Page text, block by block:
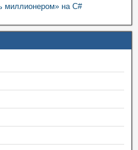
миллионером» на C#